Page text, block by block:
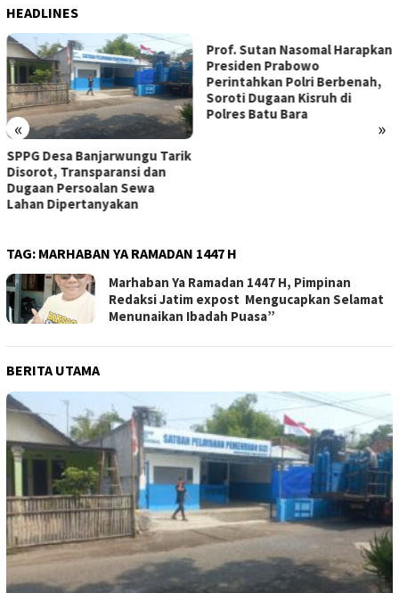
HEADLINES
« »
Prof. Sutan Nasomal Harapkan
Presiden Prabowo
Perintahkan Polri Berbenah,
Soroti Dugaan Kisruh di
Polres Batu Bara
TAG: MARHABAN YA RAMADAN 1447 H
Marhaban Ya Ramadan 1447 H, Pimpinan
Redaksi Jatim expost Mengucapkan Selamat
Menunaikan Ibadah Puasa”
BERITA UTAMA